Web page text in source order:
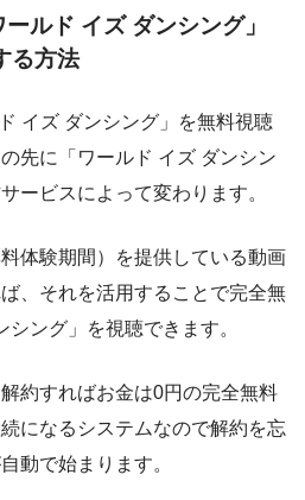
ルド イズ ダンシング」
る方法
イズ ダンシング」を無料視聴
先に「ワールド イズ ダンシン
ービスによって変わります。
体験期間）を提供している動画
、それを活用することで完全無
ング」を視聴できます。
約すればお金は0円の完全無料
になるシステムなので解約を忘
動で始まります。